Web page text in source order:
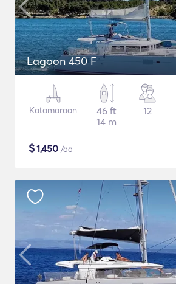
Lagoon 450 F
Katamaraan
46 ft
14 m
12
$1,450 /öö